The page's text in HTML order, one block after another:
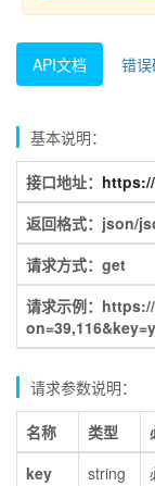
API文档 错
基本说明：
接口地址：
返回格式：json/
请求方式：get
请求示例：
请求参数说明：
名称 类型
key
string